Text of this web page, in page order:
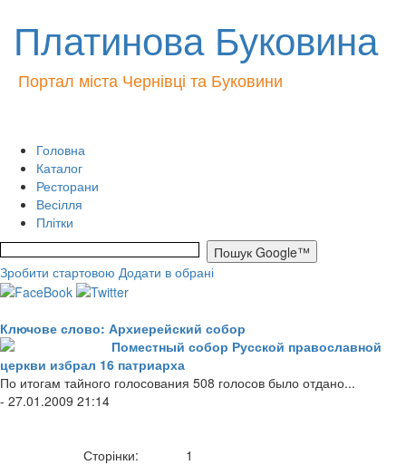
Платинова Буковина
Портал міста Чернівці та Буковини
Головна
Каталог
Ресторани
Весілля
Плітки
Зробити стартовою Додати в обрані
Ключове слово: Архиерейский собор
Поместный собор Русской православной
церкви избрал 16 патриарха
По итогам тайного голосования 508 голосов было отдано...
- 27.01.2009 21:14
Сторінки: 1